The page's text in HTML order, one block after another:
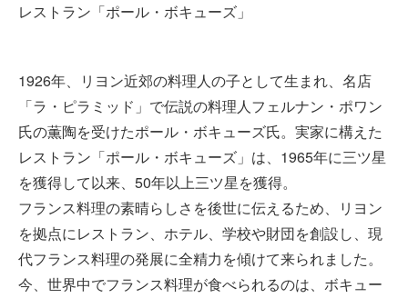
レストラン「ポール・ボキューズ」
1926年、リヨン近郊の料理人の子として生まれ、名店
「ラ・ピラミッド」で伝説の料理人フェルナン・ポワン
氏の薫陶を受けたポール・ボキューズ氏。実家に構えた
レストラン「ポール・ボキューズ」は、1965年に三ツ星
を獲得して以来、50年以上三ツ星を獲得。
フランス料理の素晴らしさを後世に伝えるため、リヨン
を拠点にレストラン、ホテル、学校や財団を創設し、現
代フランス料理の発展に全精力を傾けて来られました。
今、世界中でフランス料理が食べられるのは、ボキュー